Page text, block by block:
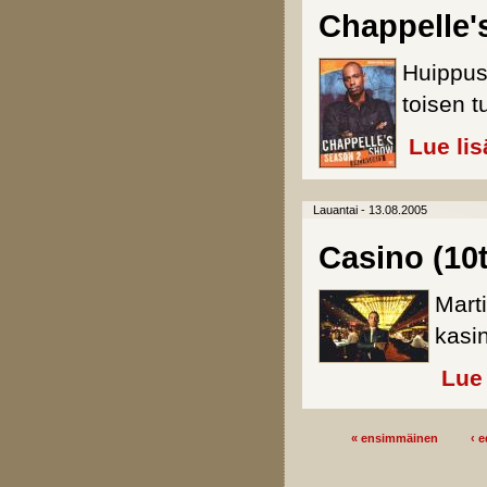
toisen
Lue
Lauantai - 13.08.2005
Casino
« ensimmäinen ‹